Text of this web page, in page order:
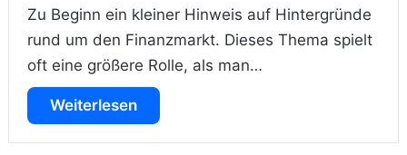
Zu Beginn ein kleiner Hinweis auf Hintergründe
rund um den Finanzmarkt. Dieses Thema spielt
oft eine größere Rolle, als man…
Weiterlesen